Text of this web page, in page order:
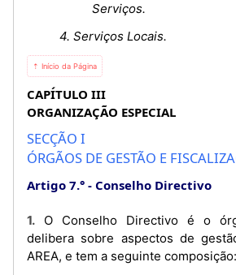
Serviços.
4. Serviços Locais.
⇡ Início da Página
CAPÍTULO III
ORGANIZAÇÃO ESPECIAL
SECÇÃO I
ÓRGÃOS DE GESTÃO E
Artigo 7.° Conselho Directivo
1. O Conselho Directivo é o órgão colegial que
delibera sobre aspectos de
AREA, e tem a seguinte composição: